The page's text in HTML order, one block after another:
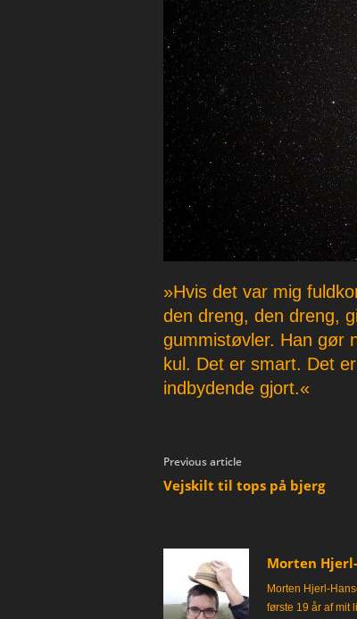
»Hvis det var mig
den dreng, den dreng,
gummistøvler. Han gør
kul. Det er smart. Det
indbydende gjort.«
Previous article
Vejskilt til tops på bjerg
Morten
Morten Hjerl-
første 19 år af mit